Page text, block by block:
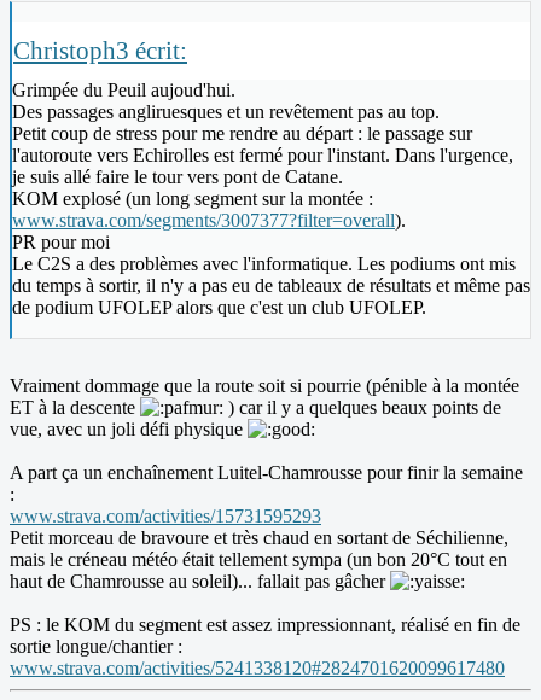
Christoph3 écrit:
Grimpée du Peuil aujoud'hui.
Des passages angliruesques et un revêtement pas au top.
Petit coup de stress pour me rendre au départ : le passage sur
l'autoroute vers Echirolles est fermé pour l'instant. Dans l'urgence,
je suis allé faire le tour vers pont de Catane.
KOM explosé (un long segment sur la montée :
www.strava.com/segments/3007377?filter=overall).
PR pour moi
Le C2S a des problèmes avec l'informatique. Les podiums ont mis
du temps à sortir, il n'y a pas eu de tableaux de résultats et même pas
de podium UFOLEP alors que c'est un club UFOLEP.
Vraiment dommage que la route soit si pourrie (pénible à la montée
ET à la descente
) car il y a quelques beaux points de
vue, avec un joli défi physique
A part ça un enchaînement Luitel-Chamrousse pour finir la semaine
:
www.strava.com/activities/15731595293
Petit morceau de bravoure et très chaud en sortant de Séchilienne,
mais le créneau météo était tellement sympa (un bon 20°C tout en
haut de Chamrousse au soleil)... fallait pas gâcher
PS : le KOM du segment est assez impressionnant, réalisé en fin de
sortie longue/chantier :
www.strava.com/activities/5241338120#2824701620099617480